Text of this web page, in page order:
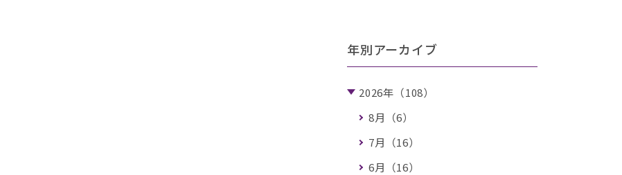
年別アーカイブ
2026年（108）
8月（6）
7月（16）
6月（16）